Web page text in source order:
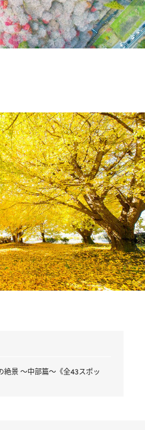
絶景 ～中部篇～《全43スポッ